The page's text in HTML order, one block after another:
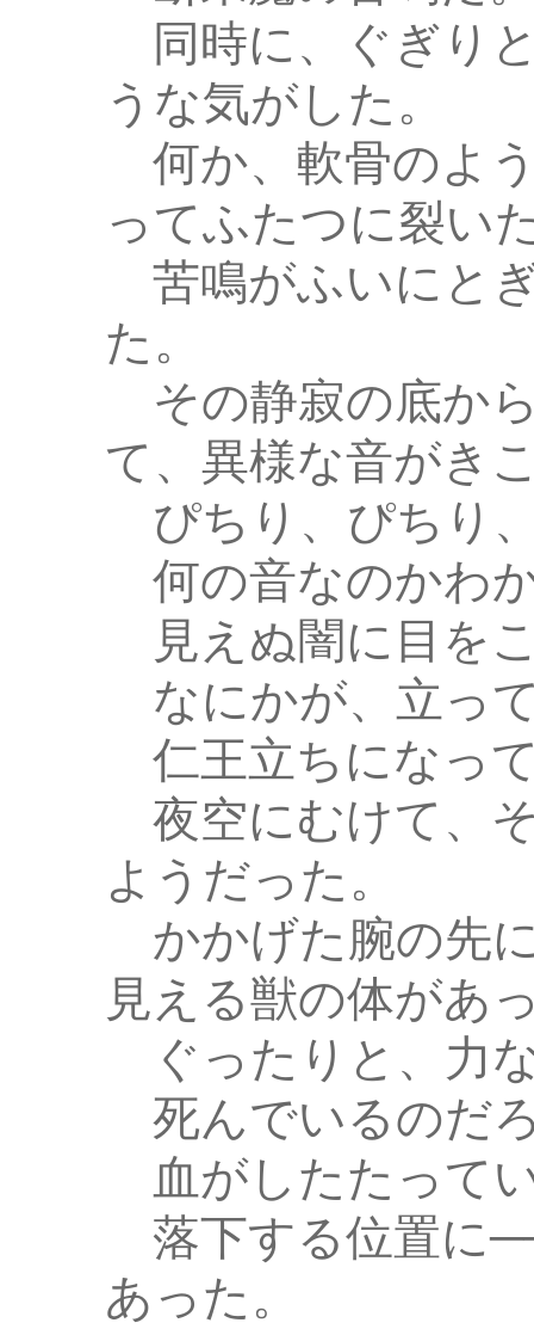
同時に、ぐぎり
うな気がした。
何か、軟骨のよ
ってふたつに裂い
苦鳴がふいにと
た。
その静寂の底か
て、異様な音がき
ぴちり、ぴちり
何の音なのかわ
見えぬ闇に目を
なにかが、立っ
仁王立ちになっ
夜空にむけて、
ようだった。
かかげた腕の先
見える獣の体があ
ぐったりと、力
死んでいるのだ
血がしたたって
落下する位置に
あった。